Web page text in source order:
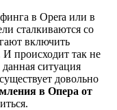
в Opera или в
сталкиваются со
включить
И происходит так не
ситуация
довольно
в Опера от